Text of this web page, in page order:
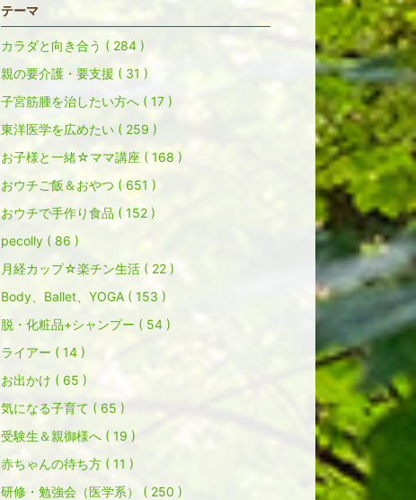
テーマ
カラダと向き合う ( 284 )
親の要介護・要支援 ( 31 )
子宮筋腫を治したい方へ ( 17 )
東洋医学を広めたい ( 259 )
お子様と一緒☆ママ講座 ( 168 )
おウチご飯＆おやつ ( 651 )
おウチで手作り食品 ( 152 )
pecolly ( 86 )
月経カップ☆楽チン生活 ( 22 )
Body、Ballet、YOGA ( 153 )
脱・化粧品+シャンプー ( 54 )
ライアー ( 14 )
お出かけ ( 65 )
気になる子育て ( 65 )
受験生＆親御様へ ( 19 )
赤ちゃんの待ち方 ( 11 )
研修・勉強会（医学系） ( 250 )